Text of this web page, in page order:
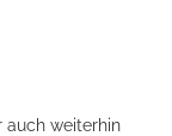
auch weiterhin